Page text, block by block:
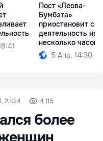
Пост «Леова-
Бумбэта»
приостановит
деятельность на
несколько часов
5 Апр. 14:30
23:24 4 115
более